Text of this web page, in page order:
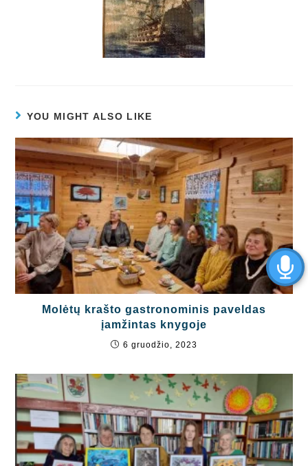
YOU MIGHT ALSO LIKE
Molėtų krašto gastronominis paveldas
įamžintas knygoje
6 gruodžio, 2023